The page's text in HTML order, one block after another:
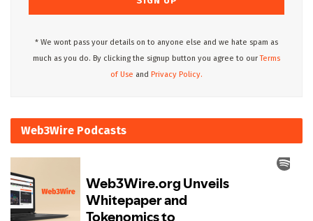
* We wont pass your details on to anyone else and we hate spam as
much as you do. By clicking the signup button you agree to ourTerms
of Use and Privacy Policy.
Web3Wire Podcasts